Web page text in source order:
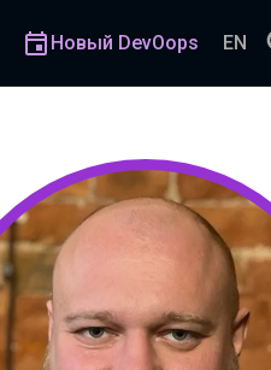
Новый DevOops EN